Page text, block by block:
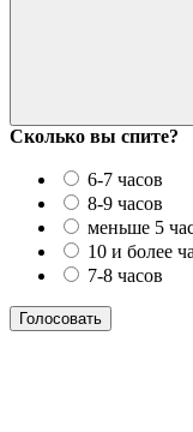
Сколько вы спите?
6-7 часов
8-9 часов
меньше 5
10 и более
7-8 часов